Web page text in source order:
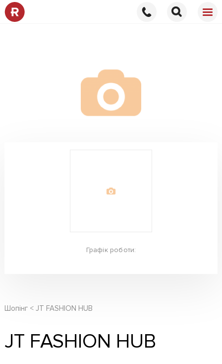
Графік роботи:
Шопінг JT FASHION HUB
JT FASHION HUB